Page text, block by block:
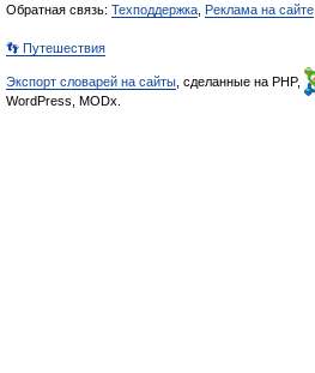
Обратная связь: Техподдержка Реклама на сайте
👣 Путешествия
Экспорт словарей на сайты , сделанные на PHP,
WordPress, MODx.